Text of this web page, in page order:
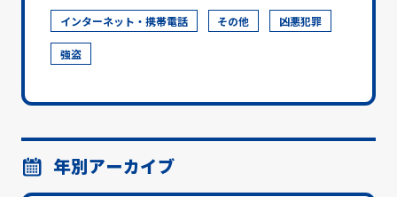
インターネット・携帯電話 その他 凶悪犯罪
強盗
年別アーカイブ